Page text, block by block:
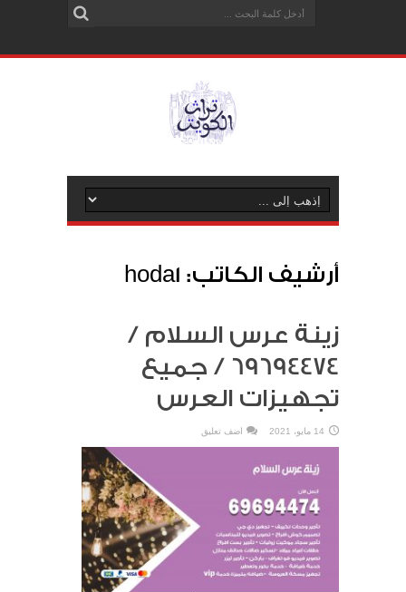
أرشيف الكاتب: hoda1
زينة عرس السلام /
69694474 / جميع
تجهيزات العرس
14 مايو، 2021 اضف تعليق